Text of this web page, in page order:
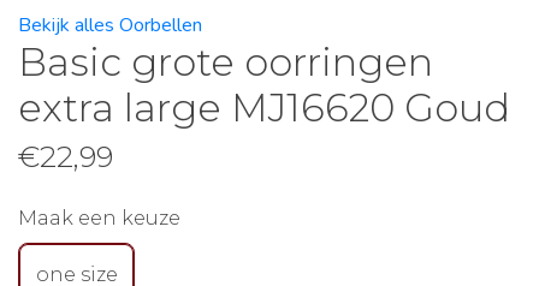
Bekijk alles Oorbellen
Basic grote oorringen
extra large MJ16620 Goud
€22,99
Maak een keuze
one size